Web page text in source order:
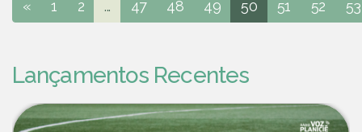
« 1 2 ... 47 48 49 50 51 52 53
Lançamentos Recentes